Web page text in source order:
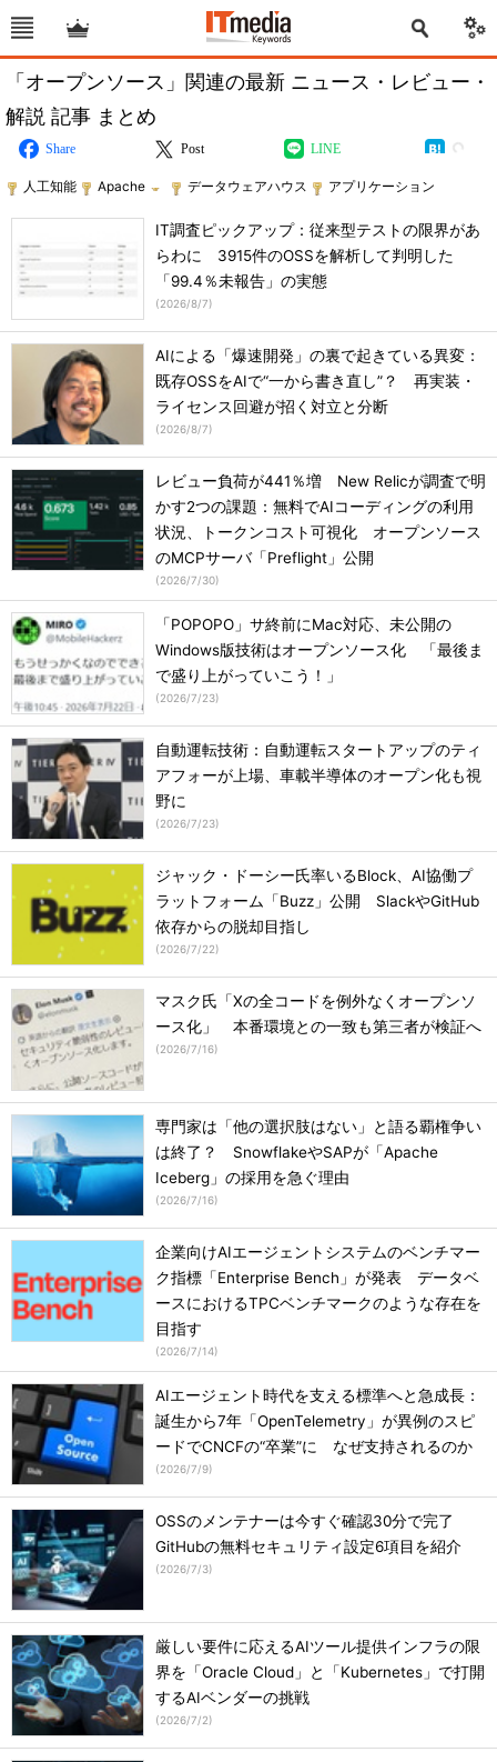
「オープンソース」関連の最新 ニュース・レビュー・
解説 記事 まとめ
Share Post LINE
人工知能 Apache データウェアハウス アプリケーション
IT調査ピックアップ：従来型テストの限界があ
らわに 3915件のOSSを解析して判明した
「99.4％未報告」の実態
(2026/8/7)
AIによる「爆速開発」の裏で起きている異変：
既存OSSをAIで“一から書き直し”？ 再実装・
ライセンス回避が招く対立と分断
(2026/8/7)
レビュー負荷が441％増 New Relicが調査で明
かす2つの課題：無料でAIコーディングの利用
状況、トークンコスト可視化 オープンソース
のMCPサーバ「Preflight」公開
(2026/7/30)
「POPOPO」サ終前にMac対応、未公開の
Windows版技術はオープンソース化 「最後ま
で盛り上がっていこう！」
(2026/7/23)
自動運転技術：自動運転スタートアップのティ
アフォーが上場、車載半導体のオープン化も視
野に
(2026/7/23)
ジャック・ドーシー氏率いるBlock、AI協働プ
ラットフォーム「Buzz」公開 SlackやGitHub
依存からの脱却目指し
(2026/7/22)
マスク氏「Xの全コードを例外なくオープンソ
ース化」 本番環境との一致も第三者が検証へ
(2026/7/16)
専門家は「他の選択肢はない」と語る覇権争い
は終了？ SnowflakeやSAPが「Apache
Iceberg」の採用を急ぐ理由
(2026/7/16)
企業向けAIエージェントシステムのベンチマー
ク指標「Enterprise Bench」が発表 データベ
ースにおけるTPCベンチマークのような存在を
目指す
(2026/7/14)
AIエージェント時代を支える標準へと急成長：
誕生から7年「OpenTelemetry」が異例のスピ
ードでCNCFの“卒業”に なぜ支持されるのか
(2026/7/9)
OSSのメンテナーは今すぐ確認30分で完了
GitHubの無料セキュリティ設定6項目を紹介
(2026/7/3)
厳しい要件に応えるAIツール提供インフラの限
界を「Oracle Cloud」と「Kubernetes」で打開
するAIベンダーの挑戦
(2026/7/2)